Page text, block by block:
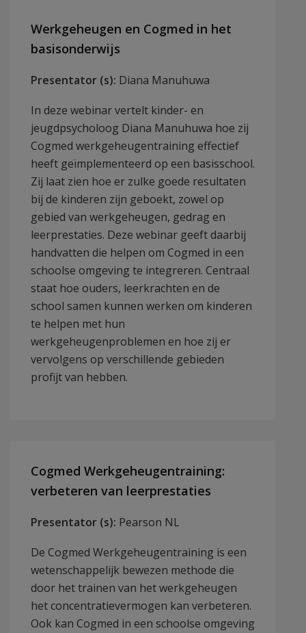
Werkgeheugen en Cogmed in het
basisonderwijs
Presentator (s): Diana Manuhuwa
In deze webinar vertelt kinder- en
jeugdpsycholoog Diana Manuhuwa hoe zij
Cogmed werkgeheugentraining effectief
heeft geïmplementeerd op een basisschool.
Zij laat zien hoe er zulke goede resultaten
bij de kinderen zijn geboekt, zowel op
gebied van werkgeheugen, gedrag en
leerprestaties. Deze webinar geeft daarbij
handvatten die helpen om Cogmed in een
schoolse omgeving te integreren. Centraal
staat hoe ouders, leerkrachten en de
school samen kunnen werken om kinderen
te helpen met hun
werkgeheugenproblemen en hoe zij er
vervolgens op verschillende gebieden
profijt van hebben.
Cogmed Werkgeheugentraining:
verbeteren van leerprestaties
Presentator (s): Pearson NL
De Cogmed Werkgeheugentraining is een
wetenschappelijk bewezen methode die
door het trainen van het werkgeheugen
het concentratievermogen kan verbeteren.
Ook kan Cogmed in een schoolse omgeving